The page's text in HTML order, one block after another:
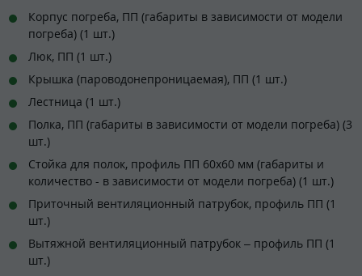
Корпус погреба, ПП (габариты в зависимости от модели
погреба) (1 шт.)
Люк, ПП (1 шт.)
Крышка (пароводонепроницаемая), ПП (1 шт.)
Лестница (1 шт.)
Полка, ПП (габариты в зависимости от модели погреба) (3
шт.)
Стойка для полок, профиль ПП 60х60 мм (габариты и
количество - в зависимости от модели погреба) (1 шт.)
Приточный вентиляционный патрубок, профиль ПП (1
шт.)
Вытяжной вентиляционный патрубок – профиль ПП (1
шт.)